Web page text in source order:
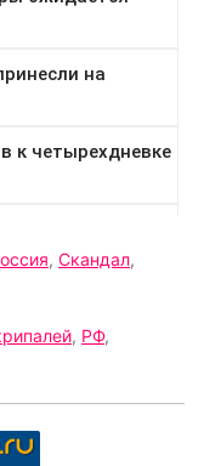
, Скандал,
, РФ,